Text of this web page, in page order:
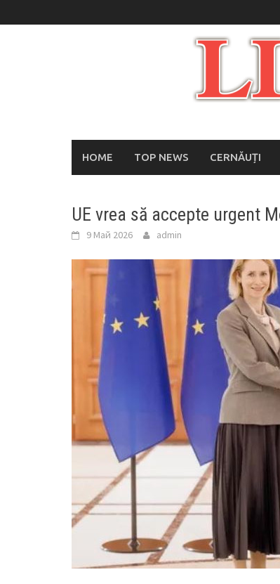
to
HOME TOP NEWS CERNĂUȚI
UE vrea să accepte urgent
9 Май 2026 admin